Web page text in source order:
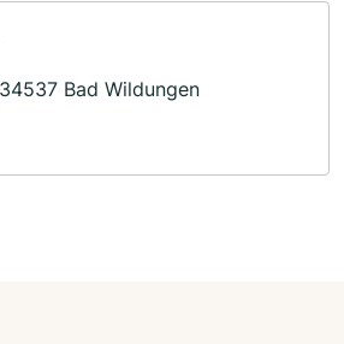
Bad Wildungen